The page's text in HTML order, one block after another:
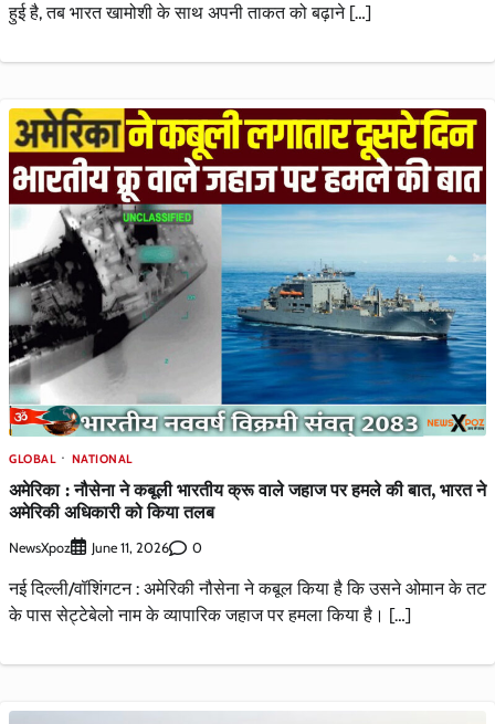
हुई है, तब भारत खामोशी के साथ अपनी ताकत को बढ़ाने […]
GLOBAL NATIONAL
अमेरिका : नौसेना ने कबूली भारतीय क्रू वाले जहाज पर हमले की बात, भारत ने
अमेरिकी अधिकारी को किया तलब
NewsXpoz June 11, 2026 0
नई दिल्ली/वॉशिंगटन : अमेरिकी नौसेना ने कबूल किया है कि उसने ओमान के तट
के पास सेट्टेबेलो नाम के व्यापारिक जहाज पर हमला किया है। […]